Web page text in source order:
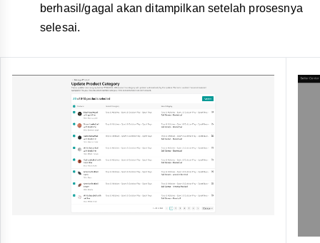
berhasil/gagal akan ditampilkan setelah prosesnya
selesai.